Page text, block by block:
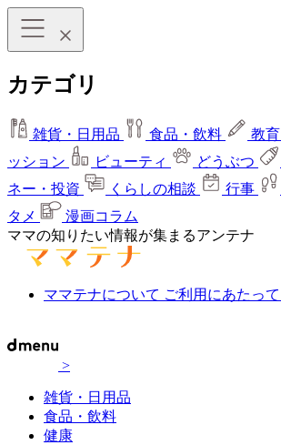
カテゴリ
雑貨・日用品 食品・飲料 教育
ッション
ビューティ どうぶつ
ネー・投資
くらしの相談 行事
タメ
漫画コラム
ママの知りたい情報が集まるアンテナ
ママテナについて ご利用にあたって
>
雑貨・日用品
食品・飲料
健康